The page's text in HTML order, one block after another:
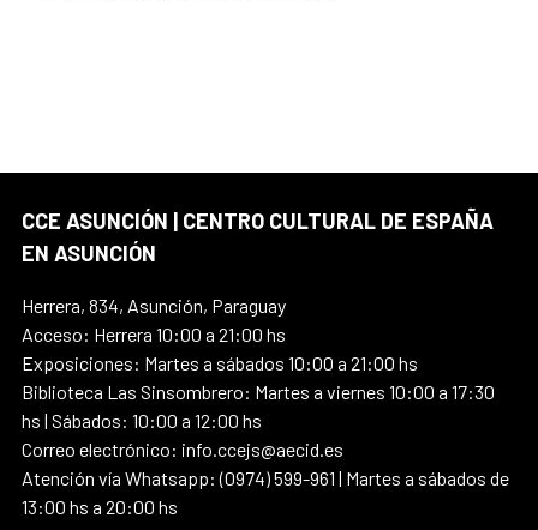
CCE ASUNCIÓN | CENTRO CULTURAL DE ESPAÑA
EN ASUNCIÓN
Herrera, 834, Asunción, Paraguay
Acceso: Herrera 10:00 a 21:00 hs
Exposiciones: Martes a sábados 10:00 a 21:00 hs
Biblioteca Las Sinsombrero: Martes a viernes 10:00 a 17:30
hs | Sábados: 10:00 a 12:00 hs
Correo electrónico: info.ccejs@aecid.es
Atención vía Whatsapp: (0974) 599-961 | Martes a sábados de
13:00 hs a 20:00 hs